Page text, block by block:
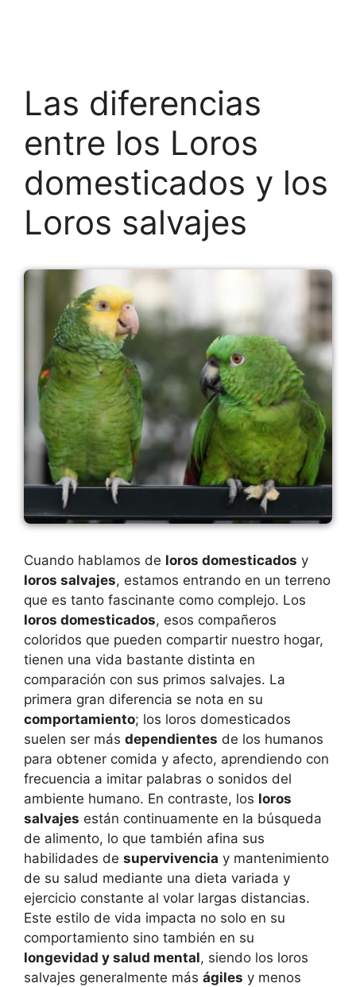
Las diferencias
entre los Loros
domesticados y los
Loros salvajes
Cuando hablamos de loros domesticados y
loros salvajes, estamos entrando en un terreno
que es tanto fascinante como complejo. Los
loros domesticados, esos compañeros
coloridos que pueden compartir nuestro hogar,
tienen una vida bastante distinta en
comparación con sus primos salvajes. La
primera gran diferencia se nota en su
comportamiento; los loros domesticados
suelen ser más dependientes de los humanos
para obtener comida y afecto, aprendiendo con
frecuencia a imitar palabras o sonidos del
ambiente humano. En contraste, los loros
salvajes están continuamente en la búsqueda
de alimento, lo que también afina sus
habilidades de supervivencia y mantenimiento
de su salud mediante una dieta variada y
ejercicio constante al volar largas distancias.
Este estilo de vida impacta no solo en su
comportamiento sino también en su
longevidad y salud mental, siendo los loros
salvajes generalmente más ágiles y menos